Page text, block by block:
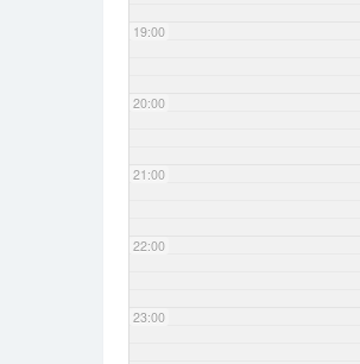
19:00
20:00
21:00
22:00
23:00